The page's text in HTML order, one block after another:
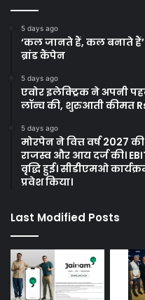
5 days ago
‘कल जानते हैं, कल बनाते
ब्रांड कैंपेन
5 days ago
एवोर इलेक्ट्रिक ने अपनी
लॉन्च की, शुरुआती कीमत
5 days ago
मोरपेन ने वित्त वर्ष 2027
राजस्व और आय दर्ज की।
वृद्धि हुई। सीडीएमओ
प्रवेश किया।
Last Modified Posts